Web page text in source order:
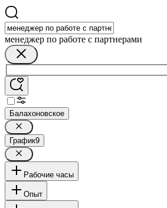
менеджер по работе с партнерами
Балахоновское
График9
Рабочие часы
Опыт